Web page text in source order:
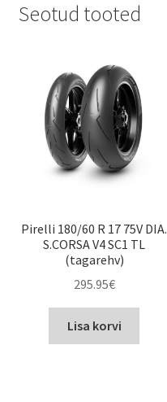
Seotud tooted
Pirelli 180/60 R 17 75V DIA.
S.CORSA V4 SC1 TL
(tagarehv)
295.95€
Lisa korvi